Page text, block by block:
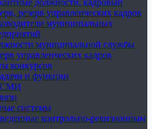
должности, кадровый
резерв управленческих кадров
муниципальных
муниципальной службы
управленческих кадров
конкурсов
и функции
СМИ
системы
контрольно-ревизионным